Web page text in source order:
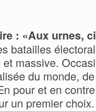
: «Aux urnes,
batailles
massive.
du monde,
pour et en
un premier